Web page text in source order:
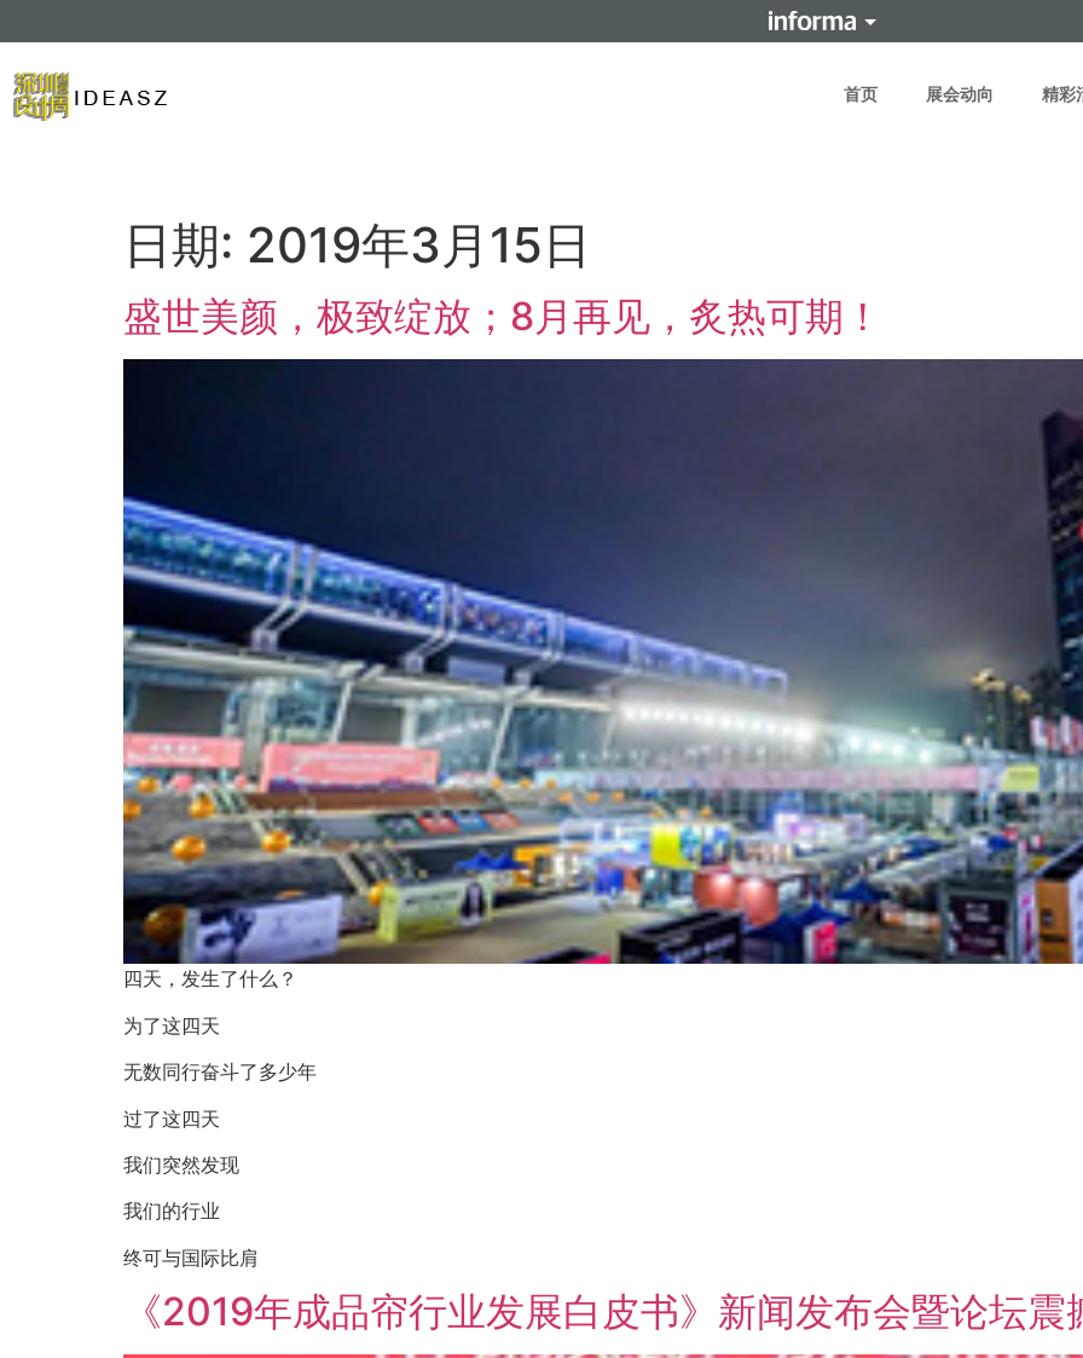
首页 展会动向 精彩
日期: 2019年3月15日
盛世美颜，极致绽放；8月再见，炙热可期！
四天，发生了什么？
为了这四天
无数同行奋斗了多少年
过了这四天
我们突然发现
我们的行业
终可与国际比肩
《2019年成品帘行业发展白皮书》新闻发布会暨论坛震